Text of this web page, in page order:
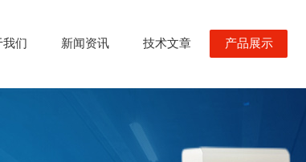
我们 新闻资讯 技术文章 产品展示